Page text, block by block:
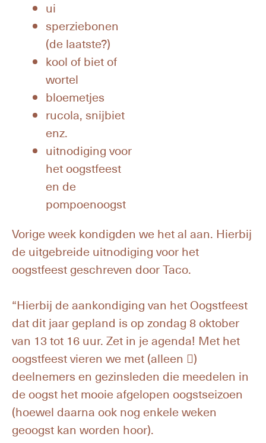
ui
sperziebonen
(de laatste?)
kool of biet of
wortel
bloemetjes
rucola, snijbiet
enz.
uitnodiging voor
het oogstfeest
en de
pompoenoogst
Vorige week kondigden we het al aan. Hierbij
de uitgebreide uitnodiging voor het
oogstfeest geschreven door Taco.
“Hierbij de aankondiging van het Oogstfeest
dat dit jaar gepland is op zondag 8 oktober
van 13 tot 16 uur. Zet in je agenda! Met het
oogstfeest vieren we met (alleen )
deelnemers en gezinsleden die meedelen in
de oogst het mooie afgelopen oogstseizoen
(hoewel daarna ook nog enkele weken
geoogst kan worden hoor).